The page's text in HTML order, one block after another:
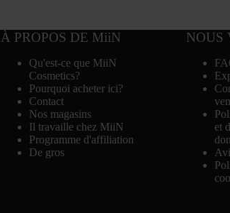
À PROPOS DE MiiN
Qu'est-ce que MiiN
Cosmetics?
Pourquoi acheter ici?
Contact
Nos magasins
Il travaille chez MiiN
Programme d'affiliation
De gros
NOUS
et